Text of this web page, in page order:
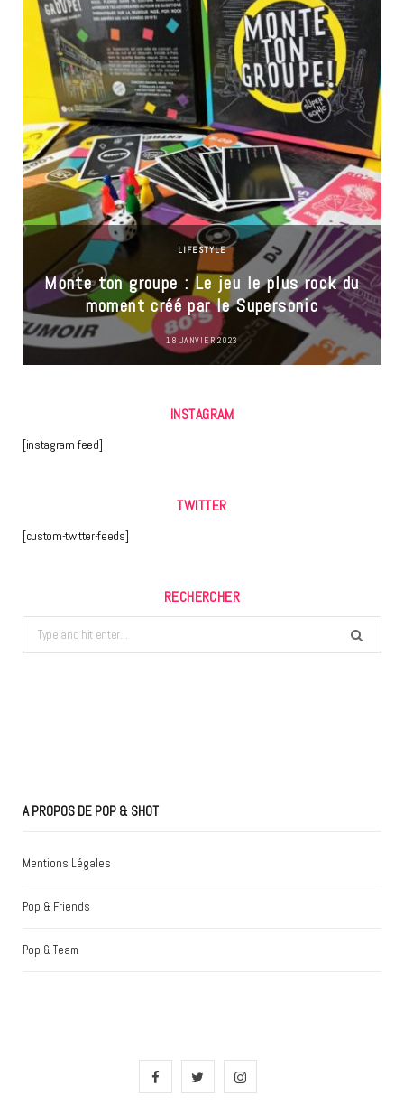
LIFESTYLE
Monte ton groupe : Le jeu le plus rock du
moment créé par le Supersonic
18 JANVIER 2023
INSTAGRAM
[instagram-feed]
TWITTER
[custom-twitter-feeds]
RECHERCHER
Search
for:
A PROPOS DE POP & SHOT
Mentions Légales
Pop & Friends
Pop & Team
F
I